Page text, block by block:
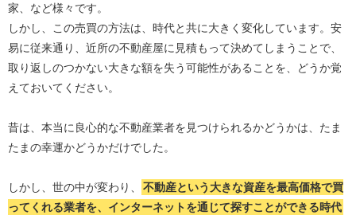
家、など様々です。
しかし、この売買の方法は、時代と共に大きく変化しています。安
易に従来通り、近所の不動産屋に見積もって決めてしまうことで、
取り返しのつかない大きな額を失う可能性があることを、どうか覚
えておいてください。
昔は、本当に良心的な不動産業者を見つけられるかどうかは、たま
たまの幸運かどうかだけでした。
しかし、世の中が変わり、
不動産という大きな資産を最高価格で買
ってくれる業者を、インターネットを通じて探すことができる時代